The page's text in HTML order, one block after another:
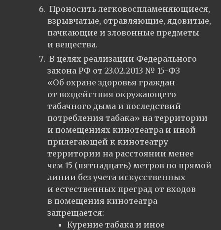
Проносить легковоспламеняющиеся,
взрывчатые, отравляющие, ядовитые,
пачкающие и зловонные предметы
и вещества.
В целях реализации Федерального
закона РФ от 23.02.2013 № 15-ФЗ
«Об охране здоровья граждан
от воздействия окружающего
табачного дыма и последствий
потребления табака» на территории
и помещениях кинотеатра и иной
прилегающей к кинотеатру
территории на расстоянии менее
чем 15 (пятнадцать) метров по прямой
линии без учета искусственных
и естественных преград от входов
в помещения кинотеатра
запрещается:
Курение табака и иное